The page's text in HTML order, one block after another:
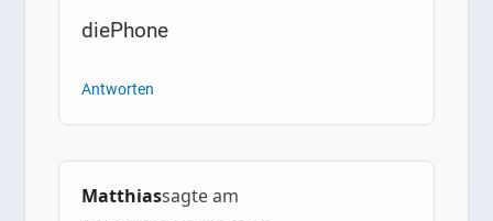
diePhone
Antworten
Matthiassagte am